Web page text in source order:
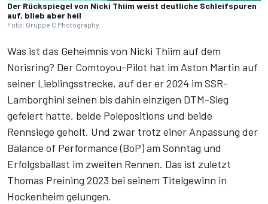
Der Rückspiegel von Nicki Thiim weist deutliche Schleifspuren
auf, blieb aber heil
Foto: Gruppe C Photography
Was ist das Geheimnis von Nicki Thiim auf dem
Norisring? Der Comtoyou-Pilot hat im Aston Martin auf
seiner Lieblingsstrecke, auf der er2024 im SSR-
Lamborghini seinen bis dahin einzigen DTM-Sieg
gefeiert hatte, beide Polepositions und beide
Rennsiege geholt. Und zwar trotz einer Anpassung der
Balance of Performance (BoP) am Sonntag und
Erfolgsballast im zweiten Rennen. Das ist zuletzt
Thomas Preining 2023 bei seinem Titelgewinn in
Hockenheim gelungen.